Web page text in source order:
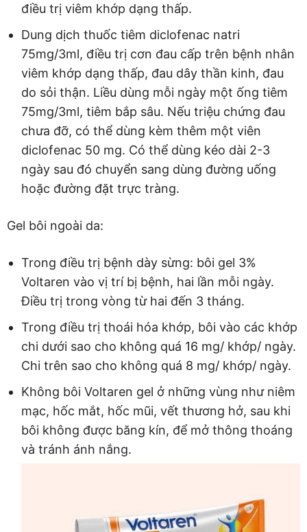
điều trị viêm khớp dạng thấp.
Dung dịch thuốc tiêm diclofenac natri
75mg/3ml, điều trị cơn đau cấp trên bệnh nhân
viêm khớp dạng thấp, đau dây thần kinh, đau
do sỏi thận. Liều dùng mỗi ngày một ống tiêm
75mg/3ml, tiêm bắp sâu. Nếu triệu chứng đau
chưa đỡ, có thể dùng kèm thêm một viên
diclofenac 50 mg. Có thể dùng kéo dài 2-3
ngày sau đó chuyển sang dùng đường uống
hoặc đường đặt trực tràng.
Gel bôi ngoài da:
Trong điều trị bệnh dày sừng: bôi gel 3%
Voltaren vào vị trí bị bệnh, hai lần mỗi ngày.
Điều trị trong vòng từ hai đến 3 tháng.
Trong điều trị thoái hóa khớp, bôi vào các khớp
chi dưới sao cho không quá 16 mg/ khớp/ ngày.
Chi trên sao cho không quá 8 mg/ khớp/ ngày.
Không bôi Voltaren gel ở những vùng như niêm
mạc, hốc mắt, hốc mũi, vết thương hở, sau khi
bôi không được băng kín, để mở thông thoáng
và tránh ánh nắng.